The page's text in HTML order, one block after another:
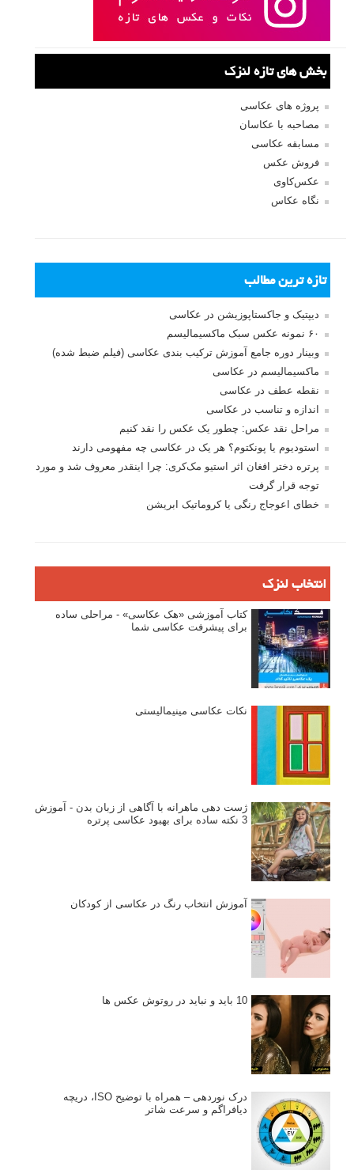
بخش های تازه لنزک
پروژه های عکاسی
مصاحبه با عکاسان
مسابقه عکاسی
فروش عکس
عکس‌کاوی
نگاه عکاس
تازه ترین مطالب
دیپتیک و جاکستا‌پوزیشن در عکاسی
۶۰ نمونه عکس سبک ماکسیمالیسم
وبینار دوره جامع آموزش ترکیب بندی عکاسی (فیلم ضبط شده)
ماکسیمالیسم در عکاسی
نقطه عطف در عکاسی
اندازه و تناسب در عکاسی
مراحل نقد عکس: چطور یک عکس را نقد کنیم
استودیوم یا پونکتوم؟ هر یک در عکاسی چه مفهومی دارند
پرتره دختر افغان اثر استیو مک‌کری: چرا اینقدر معروف شد و مورد
توجه قرار گرفت
خطای اعوجاج رنگی یا کروماتیک ابریشن
انتخاب لنزک
کتاب آموزشی «هک عکاسی» - مراحلی ساده
برای پیشرفت عکاسی شما
نکات عکاسی مینیمالیستی
ژست دهی ماهرانه با آگاهی از زبان بدن - آموزش
3 نکته ساده برای بهبود عکاسی پرتره
آموزش انتخاب رنگ در عکاسی از کودکان
10 باید و نباید در روتوش عکس ها
درک نوردهی – همراه با توضیح ISO، دریچه
دیافراگم و سرعت شاتر